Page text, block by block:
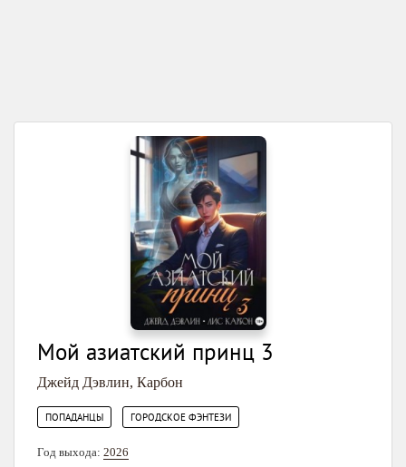
Мой азиатский принц 3
Джейд Дэвлин, Карбон
ПОПАДАНЦЫ ГОРОДСКОЕ ФЭНТЕЗИ
Год выхода: 2026